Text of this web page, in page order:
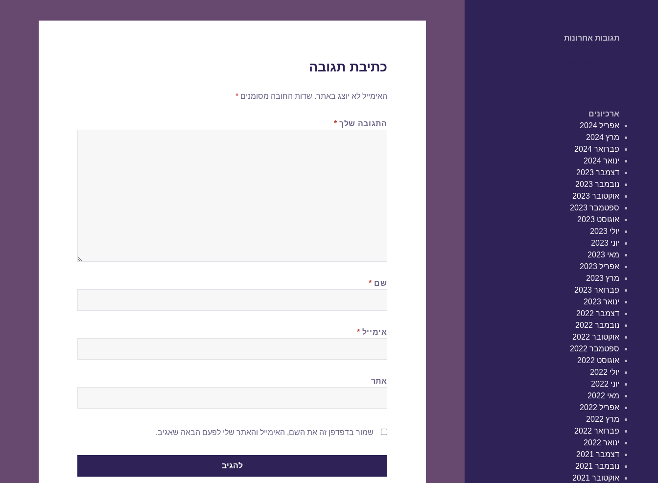
תגובות אחרונות
ארכיונים
אפריל 2024
מרץ 2024
פברואר 2024
ינואר 2024
דצמבר 2023
נובמבר 2023
אוקטובר 2023
ספטמבר 2023
אוגוסט 2023
יולי 2023
יוני 2023
מאי 2023
אפריל 2023
מרץ 2023
פברואר 2023
ינואר 2023
דצמבר 2022
נובמבר 2022
אוקטובר 2022
ספטמבר 2022
אוגוסט 2022
יולי 2022
יוני 2022
מאי 2022
אפריל 2022
מרץ 2022
פברואר 2022
ינואר 2022
דצמבר 2021
נובמבר 2021
אוקטובר 2021
כתיבת תגובה
האימייל לא יוצג באתר. שדות החובה מסומנים*
התגובה שלך *
שם *
אימייל *
אתר
שמור בדפדפן זה את השם, האימייל והאתר שלי לפעם הבאה שאגיב.